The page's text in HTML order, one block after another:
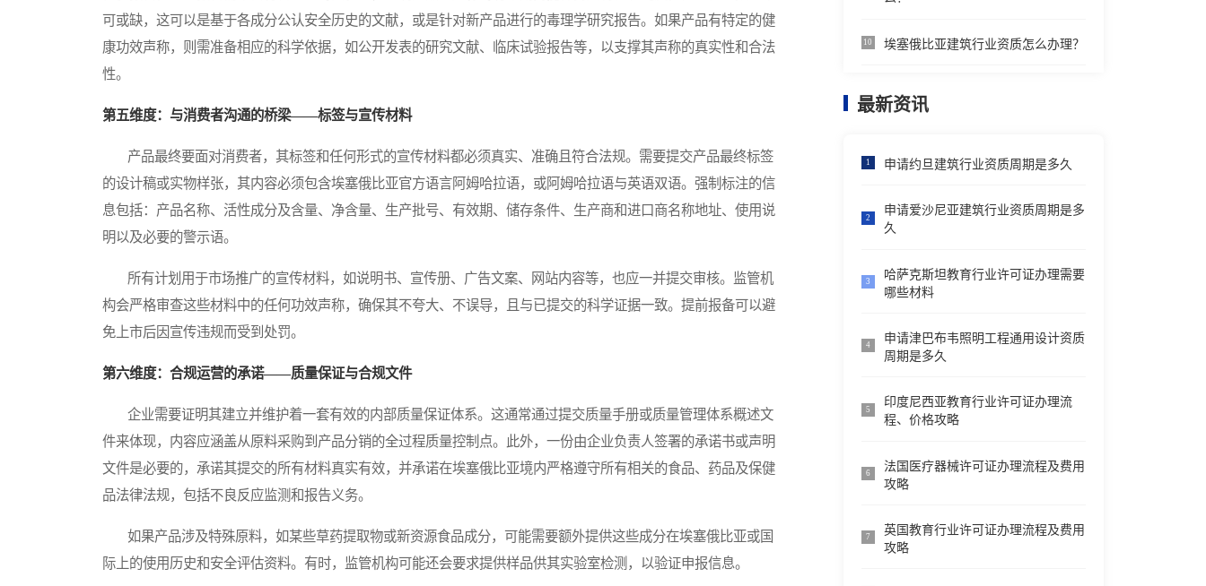
可或缺，这可以是基于各成分公认安全历史的文献，或是针对新产品进行的毒理学研究报告。如果产品有特定的健
康功效声称，则需准备相应的科学依据，如公开发表的研究文献、临床试验报告等，以支撑其声称的真实性和合法
性。
第五维度：与消费者沟通的桥梁——标签与宣传材料
产品最终要面对消费者，其标签和任何形式的宣传材料都必须真实、准确且符合法规。需要提交产品最终标签
的设计稿或实物样张，其内容必须包含埃塞俄比亚官方语言阿姆哈拉语，或阿姆哈拉语与英语双语。强制标注的信
息包括：产品名称、活性成分及含量、净含量、生产批号、有效期、储存条件、生产商和进口商名称地址、使用说
明以及必要的警示语。
所有计划用于市场推广的宣传材料，如说明书、宣传册、广告文案、网站内容等，也应一并提交审核。监管机
构会严格审查这些材料中的任何功效声称，确保其不夸大、不误导，且与已提交的科学证据一致。提前报备可以避
免上市后因宣传违规而受到处罚。
第六维度：合规运营的承诺——质量保证与合规文件
企业需要证明其建立并维护着一套有效的内部质量保证体系。这通常通过提交质量手册或质量管理体系概述文
件来体现，内容应涵盖从原料采购到产品分销的全过程质量控制点。此外，一份由企业负责人签署的承诺书或声明
文件是必要的，承诺其提交的所有材料真实有效，并承诺在埃塞俄比亚境内严格遵守所有相关的食品、药品及保健
品法律法规，包括不良反应监测和报告义务。
如果产品涉及特殊原料，如某些草药提取物或新资源食品成分，可能需要额外提供这些成分在埃塞俄比亚或国
际上的使用历史和安全评估资料。有时，监管机构可能还会要求提供样品供其实验室检测，以验证申报信息。
10 埃塞俄比亚建筑行业资质怎么办理？
最新资讯
1 申请约旦建筑行业资质周期是多久
2
申请爱沙尼亚建筑行业资质周期是多
久
3
哈萨克斯坦教育行业许可证办理需要
哪些材料
4
申请津巴布韦照明工程通用设计资质
周期是多久
5
印度尼西亚教育行业许可证办理流
程、价格攻略
6
法国医疗器械许可证办理流程及费用
攻略
7
英国教育行业许可证办理流程及费用
攻略